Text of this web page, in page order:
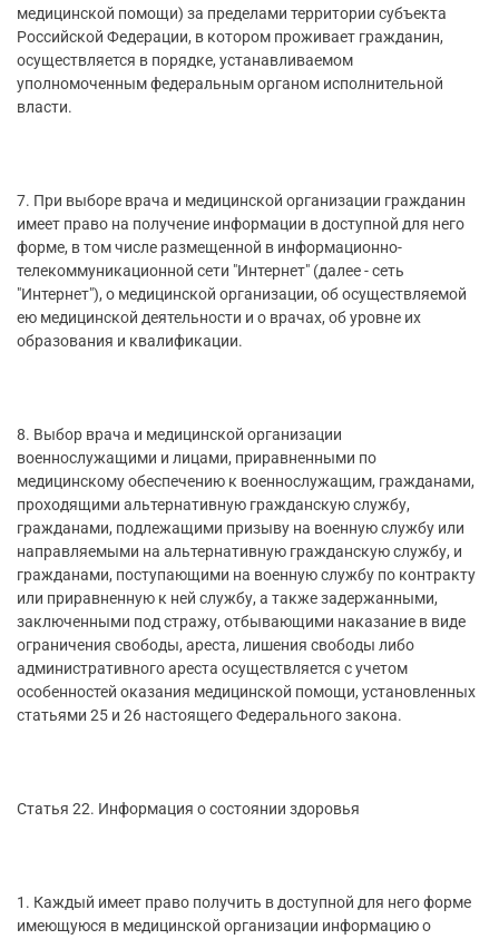
медицинской помощи) за пределами территории субъекта
Российской Федерации, в котором проживает гражданин,
осуществляется в порядке, устанавливаемом
уполномоченным федеральным органом исполнительной
власти.
7. При выборе врача и медицинской организации гражданин
имеет право на получение информации в доступной для него
форме, в том числе размещенной в информационно-
телекоммуникационной сети "Интернет" (далее - сеть
"Интернет"), о медицинской организации, об осуществляемой
ею медицинской деятельности и о врачах, об уровне их
образования и квалификации.
8. Выбор врача и медицинской организации
военнослужащими и лицами, приравненными по
медицинскому обеспечению к военнослужащим, гражданами,
проходящими альтернативную гражданскую службу,
гражданами, подлежащими призыву на военную службу или
направляемыми на альтернативную гражданскую службу, и
гражданами, поступающими на военную службу по контракту
или приравненную к ней службу, а также задержанными,
заключенными под стражу, отбывающими наказание в виде
ограничения свободы, ареста, лишения свободы либо
административного ареста осуществляется с учетом
особенностей оказания медицинской помощи, установленных
статьями 25 и 26 настоящего Федерального закона.
Статья 22. Информация о состоянии здоровья
1. Каждый имеет право получить в доступной для него форме
имеющуюся в медицинской организации информацию о